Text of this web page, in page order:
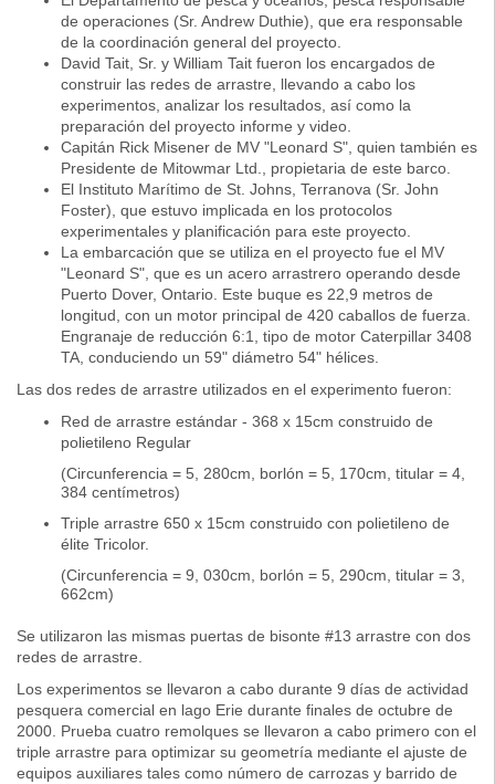
de operaciones (Sr. Andrew Duthie), que era responsable
de la coordinación general del proyecto.
David Tait, Sr. y William Tait fueron los encargados de
construir las redes de arrastre, llevando a cabo los
experimentos, analizar los resultados, así como la
preparación del proyecto informe y video.
Capitán Rick Misener de MV "Leonard S", quien también es
Presidente de Mitowmar Ltd., propietaria de este barco.
El Instituto Marítimo de St. Johns, Terranova (Sr. John
Foster), que estuvo implicada en los protocolos
experimentales y planificación para este proyecto.
La embarcación que se utiliza en el proyecto fue el MV
"Leonard S", que es un acero arrastrero operando desde
Puerto Dover, Ontario. Este buque es 22,9 metros de
longitud, con un motor principal de 420 caballos de fuerza.
Engranaje de reducción 6:1, tipo de motor Caterpillar 3408
TA, conduciendo un 59" diámetro 54" hélices.
Las dos redes de arrastre utilizados en el experimento fueron:
Red de arrastre estándar - 368 x 15cm construido de
polietileno Regular
(Circunferencia = 5, 280cm, borlón = 5, 170cm, titular = 4,
384 centímetros)
Triple arrastre 650 x 15cm construido con polietileno de
élite Tricolor.
(Circunferencia = 9, 030cm, borlón = 5, 290cm, titular = 3,
662cm)
Se utilizaron las mismas puertas de bisonte #13 arrastre con dos
redes de arrastre.
Los experimentos se llevaron a cabo durante 9 días de actividad
pesquera comercial en lago Erie durante finales de octubre de
2000. Prueba cuatro remolques se llevaron a cabo primero con el
triple arrastre para optimizar su geometría mediante el ajuste de
equipos auxiliares tales como número de carrozas y barrido de